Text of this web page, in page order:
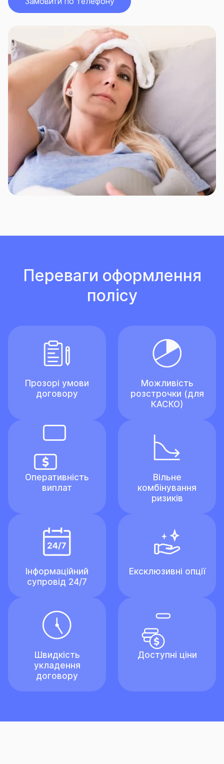
Переваги оформлення
полісу
Прозорі умови
договору
Можливість
розстрочки (для
КАСКО)
Оперативність
виплат
Вільне
комбінування
ризиків
Інформаційний
супровід 24/7
Ексклюзивні опції
Швидкість
укладення
договору
Доступні ціни